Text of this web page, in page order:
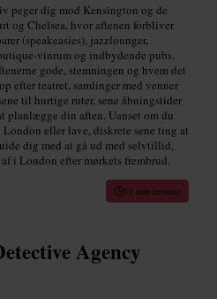
peger dig mod Kensington og de
og Chelsea, hvor aftenen forbliver
(speakeasies), jazzlounger,
vinrum og indbydende pubs.
gode, stemningen og hvem det
efter teatret, samlinger med venner
til hurtige ruter, sene åbningstider
planlægge din aften. Uanset om du
London eller lave, diskrete sene ting at
dig med at gå ud med selvtillid,
i London efter mørkets frembrud.
11 min læsning
Agency